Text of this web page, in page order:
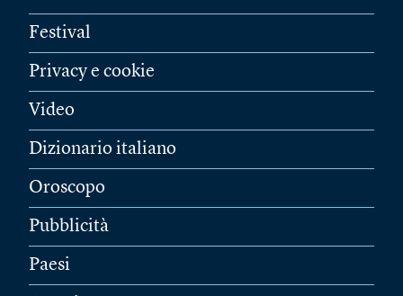
Festival
Privacy e cookie
Video
Dizionario italiano
Oroscopo
Pubblicità
Paesi